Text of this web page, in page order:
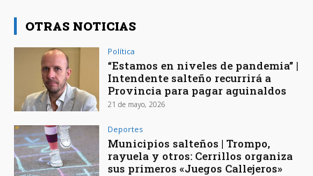
OTRAS NOTICIAS
Política
“Estamos en niveles de pandemia” |
Intendente salteño recurrirá a
Provincia para pagar aguinaldos
21 de mayo, 2026
Deportes
Municipios salteños | Trompo,
rayuela y otros: Cerrillos organiza
sus primeros «Juegos Callejeros»